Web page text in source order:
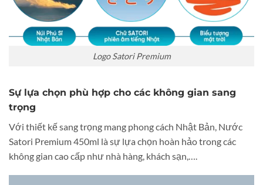
Logo Satori Premium
Sự lựa chọn phù hợp cho các không gian sang
trọng
Với thiết kế sang trọng mang phong cách Nhật Bản, Nước
Satori Premium 450ml là sự lựa chọn hoàn hảo trong các
không gian cao cấp như nhà hàng, khách sạn,….